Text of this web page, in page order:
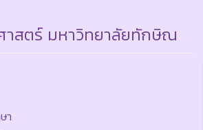
าสตร์ มหาวิทยาลัยทักษิณ
า